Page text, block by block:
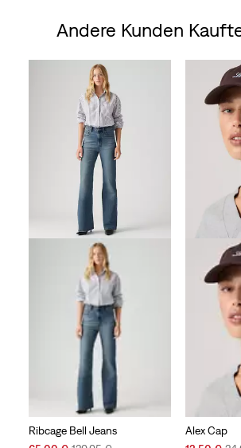
Andere Kunden
Ribcage Bell Jeans
Alex Cap